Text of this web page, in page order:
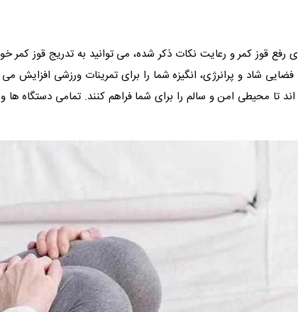
رفع قوز کمر و رعایت نکات ذکر شده، می توانید به تدریج قوز کمر
فضایی شاد و پرانرژی، انگیزه شما را برای تمرینات ورزشی افزایش
تا محیطی امن و سالم را برای شما فراهم کنند. تمامی دستگاه‌